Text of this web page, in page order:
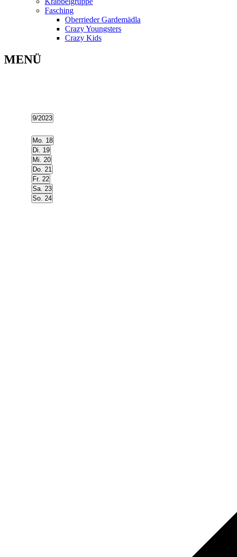
Fasching
Oberrieder Gardemädla
Crazy Youngsters
Crazy Kids
MENÜ
9/2023
date.
Mo. 18
Di. 19
Mi. 20
Do. 21
Fr. 22
Sa. 23
So. 24